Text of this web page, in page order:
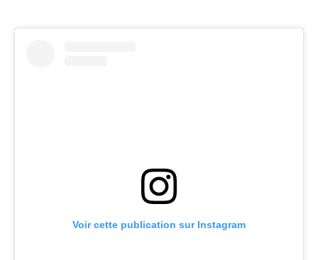
Voir cette publication sur Instagram